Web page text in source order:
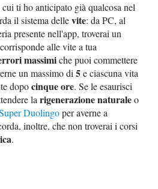
ti ho anticipato già qualcosa nel
il sistema dellevite: da PC, al
presente nell'app, troverai un
alle vite a tua
massimiche puoi commettere
un massimo di5e ciascuna vita
dopocinque ore. Se le esaurisci
larigenerazione naturaleo
Duolingoper averne a
inoltre, che non troverai i corsi
.